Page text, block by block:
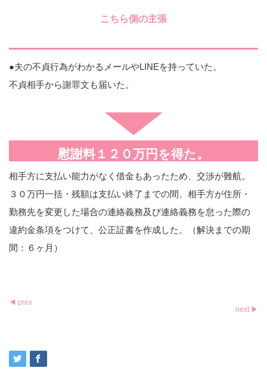
こちら側の主張
●夫の不貞行為がわかるメールやLINEを持っていた。
不貞相手から謝罪文も届いた。
慰謝料１２０万円を得た。
相手方に支払い能力がなく借金もあったため、交渉が難航。
３０万円一括・残額は支払い終了までの間、相手方が住所・
勤務先を変更した場合の連絡義務及び連絡義務を怠った際の
違約金条項をつけて、公正証書を作成した。（解決までの期
間：６ヶ月）
◀ prev
next ▶